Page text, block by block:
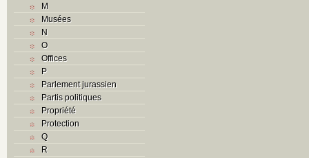
M
Musées
N
O
Offices
P
Parlement jurassien
Partis politiques
Propriété
Protection
Q
R